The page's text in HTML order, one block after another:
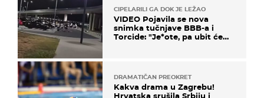
CIPELARILI GA DOK JE LEŽAO
VIDEO Pojavila se nova
snimka tučnjave BBB-a i
Torcide: "Je*ote, pa ubit će
DRAMATIČAN PREOKRET
Kakva drama u Zagrebu!
Hrvatska srušila Srbiju i